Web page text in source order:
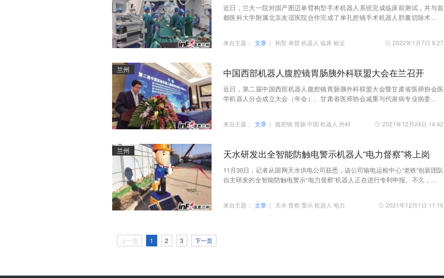
近日，兰大一院对国产图迈单臂构型手术机器人系统完成临床前测试，并与首
都医科大学附属北京友谊医院合作完成了单孔腔镜手术机器人胆囊切除术，实
来自主题： 文章 | 构型 单臂 机器人 临床验证 2022年1月7日 9:27
兰州 中国西部机器人腹腔镜胃肠胰外科联盟大会在兰召开
近日，第二届中国西部机器人腹腔镜胃肠胰外科联盟大会暨甘肃省医师协会医
学机器人分会成立大会（年会）、甘肃省医师协会减重与代谢病专业病委员会
来自主题： 文章 | 腹腔镜 胃肠中国 机器人 外科 2021年12月24日 14:42
兰州 天水研发出全智能防触电警示机器人“电力督察”将上岗
11月30日，记者从国网天水供电公司获悉，该公司输电运检中心“老铁”创新团队
自主研发的全智能防触电警示“电力督察”机器人正在进行专利申报。不久，全智
来自主题： 文章 | 天水 督察 警示机器人 电力 2021年12月1日 11:16
上一页 1 2 3 下一页